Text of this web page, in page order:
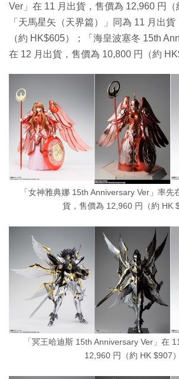
Ver」在 11 月出貨，售價為 12,960 円（
「天馬星矢（天界篇）」同為 11 月出貨
（約 HK$605）；「海皇波塞冬 15th
在 12 月出貨，售價為 10,800 円（約
「女神雅典娜 15th Anniversary Ver」率先
貨，售價為 12,960 円（約 HK
「冥王哈迪斯 15th Anniversary Ver」在
12,960 円（約 HK $907）